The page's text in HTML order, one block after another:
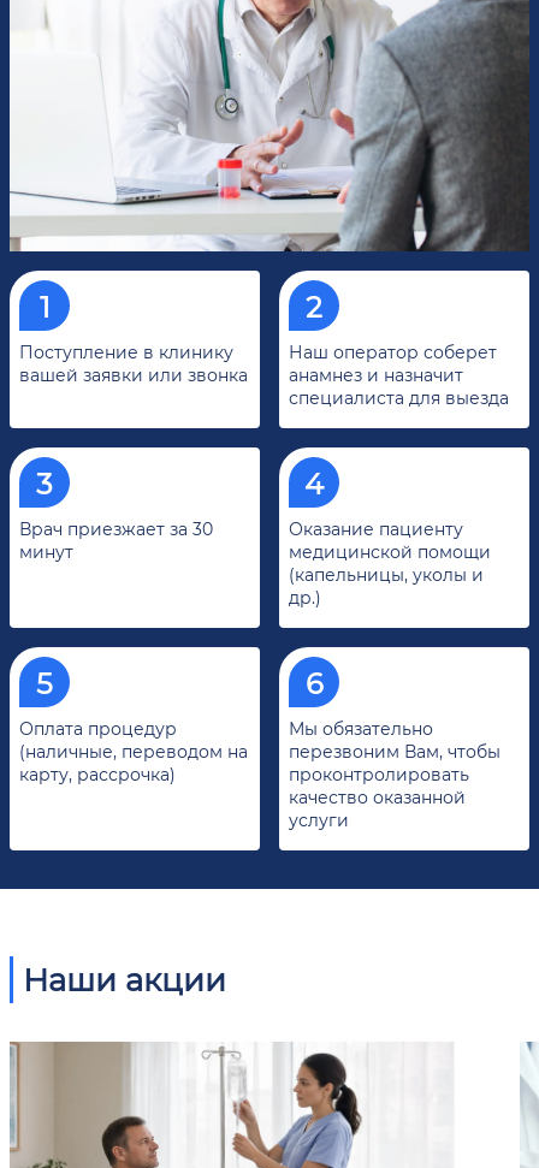
Поступление в клинику
вашей заявки или звонка
Наш оператор соберет
анамнез и назначит
специалиста для выезда
Врач приезжает за 30
минут
Оказание пациенту
медицинской помощи
(капельницы, уколы и
др.)
Оплата процедур
(наличные, переводом на
карту, рассрочка)
Мы обязательно
перезвоним Вам, чтобы
проконтролировать
качество оказанной
услуги
Наши акции